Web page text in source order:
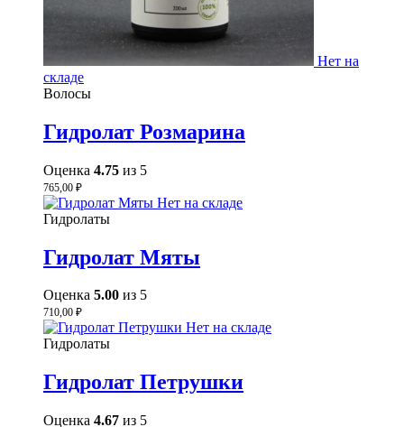
Нет на
складе
Волосы
Гидролат Розмарина
Оценка 4.75 из 5
765,00 ₽
Нет на складе
Гидролаты
Гидролат Мяты
Оценка 5.00 из 5
710,00 ₽
Нет на складе
Гидролаты
Гидролат Петрушки
Оценка 4.67 из 5